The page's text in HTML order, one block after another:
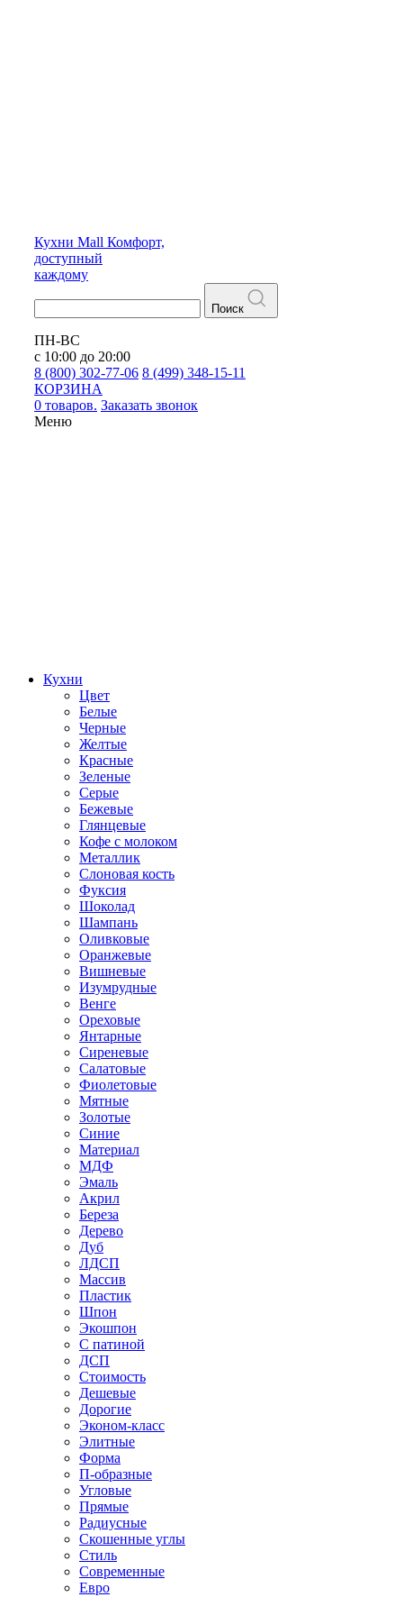
Кухни Mall Комфорт,
доступный
каждому
Поиск
ПН-ВС
с 10:00 до 20:00
8 (800) 302-77-06 8 (499) 348-15-11
КОРЗИНА
0 товаров. Заказать звонок
Меню
Кухни
Цвет
Белые
Черные
Желтые
Красные
Зеленые
Серые
Бежевые
Глянцевые
Кофе с молоком
Металлик
Слоновая кость
Фуксия
Шоколад
Шампань
Оливковые
Оранжевые
Вишневые
Изумрудные
Венге
Ореховые
Янтарные
Сиреневые
Салатовые
Фиолетовые
Мятные
Золотые
Синие
Материал
МДФ
Эмаль
Акрил
Береза
Дерево
Дуб
ЛДСП
Массив
Пластик
Шпон
Экошпон
С патиной
ДСП
Стоимость
Дешевые
Дорогие
Эконом-класс
Элитные
Форма
П-образные
Угловые
Прямые
Радиусные
Скошенные углы
Стиль
Современные
Евро